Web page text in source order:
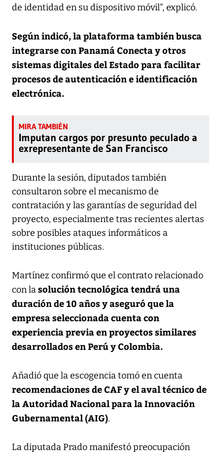
de identidad en su dispositivo móvil”, explicó.
Según indicó, la plataforma también busca
integrarse con Panamá Conecta y otros
sistemas digitales del Estado para facilitar
procesos de autenticación e identificación
electrónica.
Imputan cargos por presunto peculado a
exrepresentante de San Francisco
Durante la sesión, diputados también
consultaron sobre el mecanismo de
contratación y las garantías de seguridad del
proyecto, especialmente tras recientes alertas
sobre posibles ataques informáticos a
instituciones públicas.
Martínez confirmó que el contrato relacionado
con lasolución tecnológica tendrá una
duración de 10 años y aseguró que la
empresa seleccionada cuenta con
experiencia previa en proyectos similares
desarrollados en Perú y Colombia.
Añadió que la escogencia tomó en cuenta
recomendaciones de CAF y el aval técnico de
la Autoridad Nacional para la Innovación
Gubernamental (AIG).
La diputada Prado manifestó preocupación